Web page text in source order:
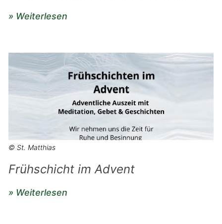
» Weiterlesen
© St. Matthias
Frühschicht im Advent
» Weiterlesen